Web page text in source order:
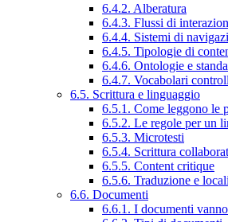
6.4.2. Alberatura
6.4.3. Flussi di
6.4.4. Sistemi di
6.4.5. Tipologie di
6.4.6. Ontologie e
6.4.7. Vocabolari
6.5. Scrittura e linguaggio
6.5.1. Come leggono le
6.5.2. Le regole per un
6.5.3. Microtesti
6.5.4. Scrittura
6.5.5. Content critique
6.5.6. Traduzione e
6.6. Documenti
6.6.1. I documenti